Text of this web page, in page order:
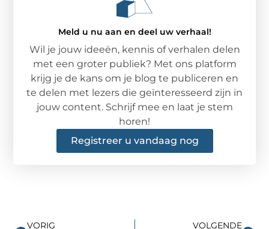
Meld u nu aan en deel uw verhaal!
Wil je jouw ideeën, kennis of verhalen delen
met een groter publiek? Met ons platform
krijg je de kans om je blog te publiceren en
te delen met lezers die geïnteresseerd zijn in
jouw content. Schrijf mee en laat je stem
horen!
Registreer u vandaag nog
VORIG VOLGENDE